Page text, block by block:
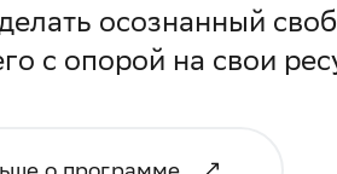
осознанный
с опорой на свои